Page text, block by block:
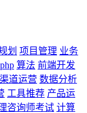
划 项目管理 业务
php 算法 前端开发
渠道运营 数据分析
工具推荐 产品运
咨询师考试 计算